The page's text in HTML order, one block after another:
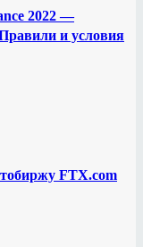
2022 —
и условия
FTX.com